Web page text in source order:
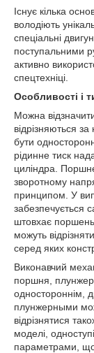
Існує кілька
володіють
спеціальні
поступальними
активно
спецтехніці.
Особливості і
Можна
відрізняються
бути
рідинне тиск
циліндра.
зворотному
принципом. У
забезпечується
штовхає поршень
можуть
серед яких
Виконавчий
поршня,
одностороннім,
плунжерными
відрізнятися
моделі,
параметрами, що